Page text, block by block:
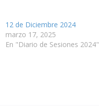
12 de Diciembre 2024
marzo 17, 2025
En "Diario de Sesiones 2024"